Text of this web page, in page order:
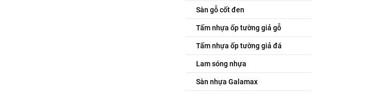
Sàn gỗ cốt đen
Tấm nhựa ốp tường giả gỗ
Tấm nhựa ốp tường giả đá
Lam sóng nhựa
Sàn nhựa Galamax